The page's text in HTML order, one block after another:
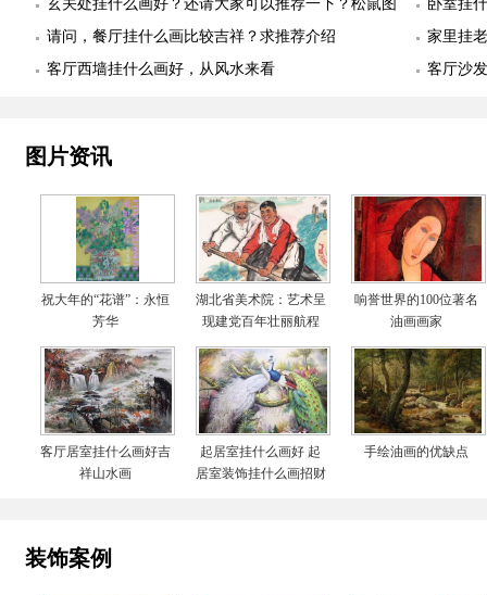
玄关处挂什么画好？还请大家可以推荐一下？松鼠图
适合么？
卧室挂
幅
请问，餐厅挂什么画比较吉祥？求推荐介绍
家里挂
客厅西墙挂什么画好，从风水来看
客厅沙
图片资讯
祝大年的“花谱”：永恒
芳华
湖北省美术院：艺术呈
现建党百年壮丽航程
响誉世界的100位著名
油画画家
客厅居室挂什么画好吉
祥山水画
起居室挂什么画好 起
居室装饰挂什么画招财
手绘油画的优缺点
装饰案例